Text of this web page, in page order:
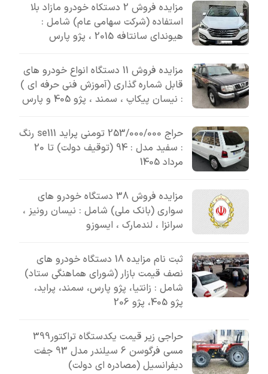
مزایده فروش 2 دستکاه خودرو مازاد بلا
استفاده (شرکت سهامی عام) شامل :
هیوندای سانتافه 2015 ، پژو پارس
مزایده فروش 11 دستگاه انواع خودرو های
قابل شماره گذاری (آموزش فنی حرفه ای )
: نیسان پیکاپ ، سمند ، پژو 405 و پارس
حراج 253/000/000 تومنی پراید se111 رنگ
: سفید مدل : 94 (توقیف دولت) تا 20
مرداد 1405
مزایده فروش 38 دستگاه خودرو های
سواری (بانک ملی) شامل : نیسان رونیز ،
سرانزا ، لندمارک ، ایسوزو
ثبت نام مزایده 18 دستگاه خودرو های
نصف قیمت بازار (شورای هماهنگی ستاد)
شامل : زانتیا، پژو پارس، سمند، پراید،
پژو 405، پژو 206
حراجی زیر قیمت یکدستگاه تراکتور399
مسی فرگوسن 6 سیلندر مدل 93 جفت
دیفرانسیل (مصادره ای دولت)